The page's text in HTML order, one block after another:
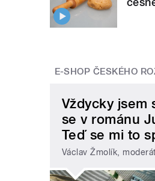
E-SHOP ČESKÉHO
Vždycky jsem
se v románu
Teď se mi to
Václav Žmolík,